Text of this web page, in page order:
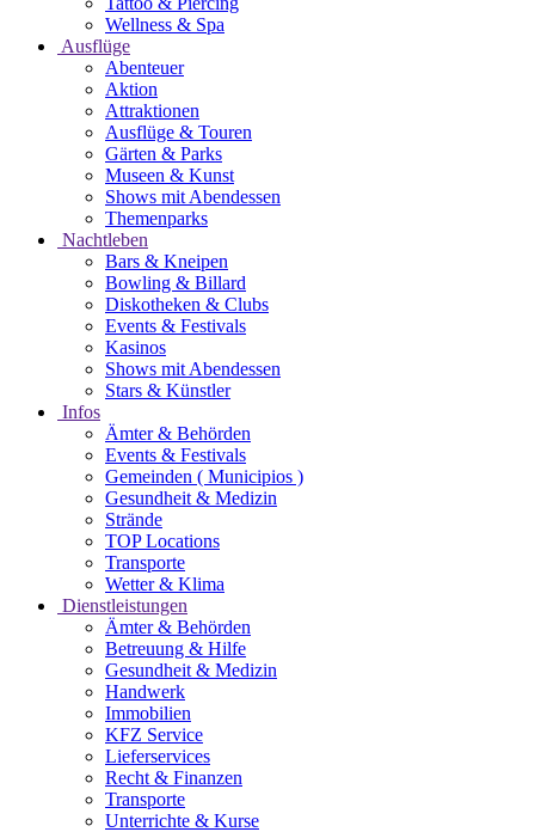
Wellness & Spa
Ausflüge
Abenteuer
Aktion
Attraktionen
Ausflüge & Touren
Gärten & Parks
Museen & Kunst
Shows mit Abendessen
Themenparks
Nachtleben
Bars & Kneipen
Bowling & Billard
Diskotheken & Clubs
Events & Festivals
Kasinos
Shows mit Abendessen
Stars & Künstler
Infos
Ämter & Behörden
Events & Festivals
Gemeinden ( Municipios )
Gesundheit & Medizin
Strände
TOP Locations
Transporte
Wetter & Klima
Dienstleistungen
Ämter & Behörden
Betreuung & Hilfe
Gesundheit & Medizin
Handwerk
Immobilien
KFZ Service
Lieferservices
Recht & Finanzen
Transporte
Unterrichte & Kurse